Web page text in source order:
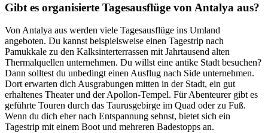
Gibt es organisierte Tagesausflüge von Antalya aus?
Von Antalya aus werden viele Tagesausflüge ins Umland
angeboten. Du kannst beispielsweise einen Tagestrip nach
Pamukkale zu den Kalksinterterrassen mit Jahrtausend alten
Thermalquellen unternehmen. Du willst eine antike Stadt besuchen?
Dann solltest du unbedingt einen Ausflug nach Side unternehmen.
Dort erwarten dich Ausgrabungen mitten in der Stadt, ein gut
erhaltenes Theater und der Apollon-Tempel. Für Abenteurer gibt es
geführte Touren durch das Taurusgebirge im Quad oder zu Fuß.
Wenn du dich eher nach Entspannung sehnst, bietet sich ein
Tagestrip mit einem Boot und mehreren Badestopps an.